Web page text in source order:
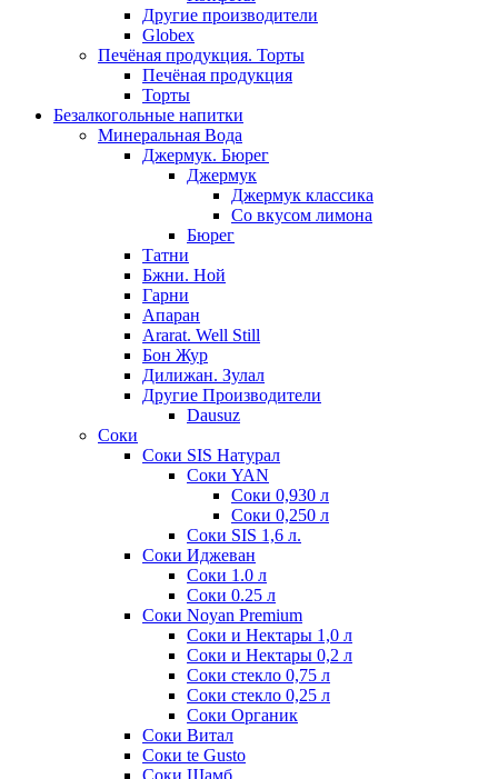
Другие производители
Globex
Печёная продукция. Торты
Печёная продукция
Торты
Безалкогольные напитки
Минеральная Вода
Джермук. Бюрег
Джермук
Джермук классика
Со вкусом лимона
Бюрег
Татни
Бжни. Ной
Гарни
Апаран
Ararat. Well Still
Бон Жур
Дилижан. Зулал
Другие Производители
Dausuz
Соки
Соки SIS Натурал
Соки YAN
Соки 0,930 л
Соки 0,250 л
Соки SIS 1,6 л.
Соки Иджеван
Соки 1.0 л
Соки 0.25 л
Соки Noyan Premium
Соки и Нектары 1,0 л
Соки и Нектары 0,2 л
Соки стекло 0,75 л
Соки стекло 0,25 л
Соки Органик
Соки Витал
Соки te Gusto
Соки Шамб